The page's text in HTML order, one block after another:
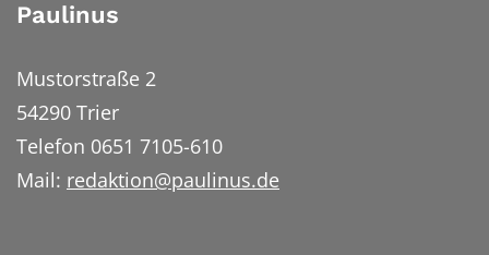
Paulinus
Mustorstraße 2
54290 Trier
Telefon 0651 7105-610
Mail: redaktion@paulinus.de